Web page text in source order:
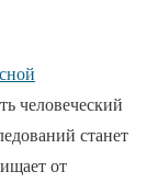
человеческий
станет
от